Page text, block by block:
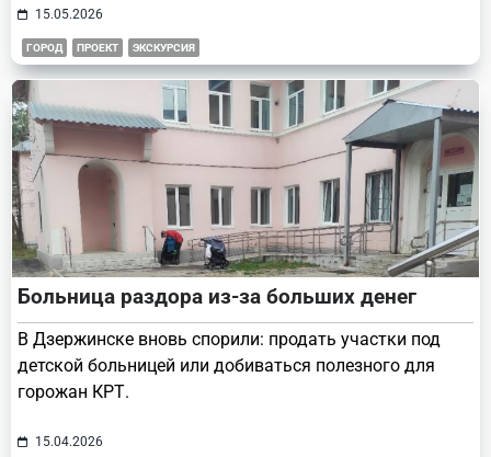
15.05.2026
ГОРОД ПРОЕКТ ЭКСКУРСИЯ
Больница раздора из-за больших денег
В Дзержинске вновь спорили: продать участки под
детской больницей или добиваться полезного для
горожан КРТ.
15.04.2026